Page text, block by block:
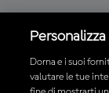
Dorna e i suoi
valutare le tue